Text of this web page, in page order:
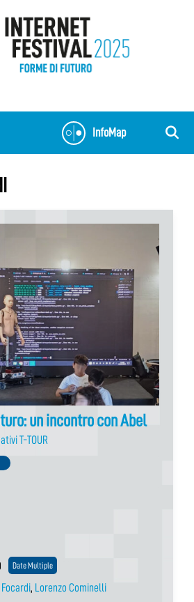
InfoMap
un incontro con Abel
T-TOUR
Date Multiple
, Lorenzo Cominelli